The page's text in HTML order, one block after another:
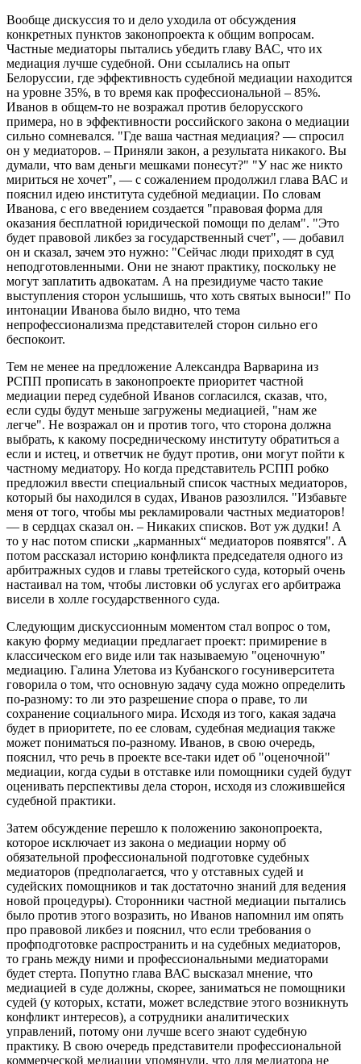
Вообще дискуссия то и дело уходила от обсуждения
конкретных пунктов законопроекта к общим вопросам.
Частные медиаторы пытались убедить главу ВАС, что их
медиация лучше судебной. Они ссылались на опыт
Белоруссии, где эффективность судебной медиации находится
на уровне 35%, в то время как профессиональной – 85%.
Иванов в общем-то не возражал против белорусского
примера, но в эффективности российского закона о медиации
сильно сомневался. "Где ваша частная медиация? — спросил
он у медиаторов. – Приняли закон, а результата никакого. Вы
думали, что вам деньги мешками понесут?" "У нас же никто
мириться не хочет", — с сожалением продолжил глава ВАС и
пояснил идею института судебной медиации. По словам
Иванова, с его введением создается "правовая форма для
оказания бесплатной юридической помощи по делам". "Это
будет правовой ликбез за государственный счет", — добавил
он и сказал, зачем это нужно: "Сейчас люди приходят в суд
неподготовленными. Они не знают практику, поскольку не
могут заплатить адвокатам. А на президиуме часто такие
выступления сторон услышишь, что хоть святых выноси!" По
интонации Иванова было видно, что тема
непрофессионализма представителей сторон сильно его
беспокоит.
Тем не менее на предложение Александра Варварина из
РСПП прописать в законопроекте приоритет частной
медиации перед судебной Иванов согласился, сказав, что,
если суды будут меньше загружены медиацией, "нам же
легче". Не возражал он и против того, что сторона должна
выбрать, к какому посредническому институту обратиться а
если и истец, и ответчик не будут против, они могут пойти к
частному медиатору. Но когда представитель РСПП робко
предложил ввести специальный список частных медиаторов,
который бы находился в судах, Иванов разозлился. "Избавьте
меня от того, чтобы мы рекламировали частных медиаторов!
— в сердцах сказал он. – Никаких списков. Вот уж дудки! А
то у нас потом списки „карманных“ медиаторов появятся". А
потом рассказал историю конфликта председателя одного из
арбитражных судов и главы третейского суда, который очень
настаивал на том, чтобы листовки об услугах его арбитража
висели в холле государственного суда.
Следующим дискуссионным моментом стал вопрос о том,
какую форму медиации предлагает проект: примирение в
классическом его виде или так называемую "оценочную"
медиацию. Галина Улетова из Кубанского госуниверситета
говорила о том, что основную задачу суда можно определить
по-разному: то ли это разрешение спора о праве, то ли
сохранение социального мира. Исходя из того, какая задача
будет в приоритете, по ее словам, судебная медиация также
может пониматься по-разному. Иванов, в свою очередь,
пояснил, что речь в проекте все-таки идет об "оценочной"
медиации, когда судьи в отставке или помощники судей будут
оценивать перспективы дела сторон, исходя из сложившейся
судебной практики.
Затем обсуждение перешло к положению законопроекта,
которое исключает из закона о медиации норму об
обязательной профессиональной подготовке судебных
медиаторов (предполагается, что у отставных судей и
судейских помощников и так достаточно знаний для ведения
новой процедуры). Сторонники частной медиации пытались
было против этого возразить, но Иванов напомнил им опять
про правовой ликбез и пояснил, что если требования о
профподготовке распространить и на судебных медиаторов,
то грань между ними и профессиональными медиаторами
будет стерта. Попутно глава ВАС высказал мнение, что
медиацией в суде должны, скорее, заниматься не помощники
судей (у которых, кстати, может вследствие этого возникнуть
конфликт интересов), а сотрудники аналитических
управлений, потому они лучше всего знают судебную
практику. В свою очередь представители профессиональной
коммерческой медиации упомянули, что для медиатора не